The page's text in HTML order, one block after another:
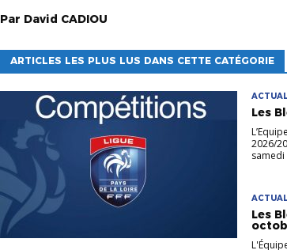
Par David CADIOU
ARTICLES LES PLUS LUS DANS CETTE CATÉGORIE
Les
2026/
Les